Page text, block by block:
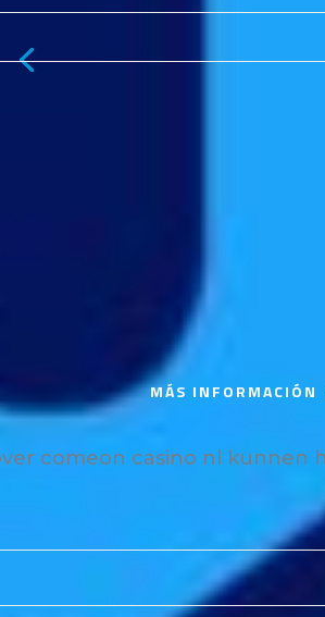
MÁS INFORMACIÓN
comeon casino nl kunnen